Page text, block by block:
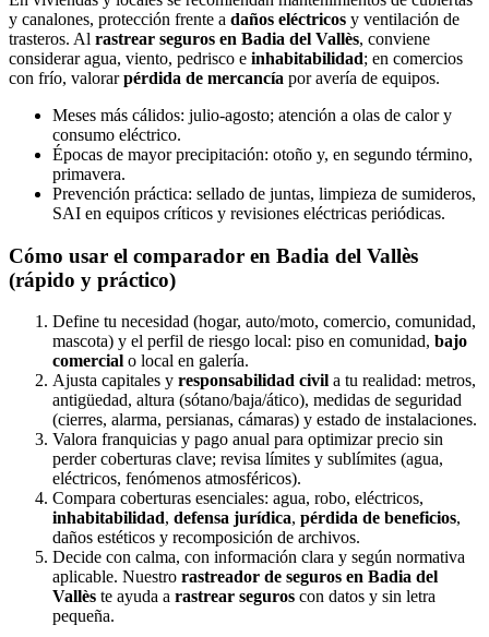
y canalones, protección frente a daños eléctricos y ventilación de
trasteros. Al rastrear seguros en Badia del Vallès, conviene
considerar agua, viento, pedrisco e inhabitabilidad; en comercios
con frío, valorarpérdida de mercancía por avería de equipos.
Meses más cálidos: julio‑agosto; atención a olas de calor y
consumo eléctrico.
Épocas de mayor precipitación: otoño y, en segundo término,
primavera.
Prevención práctica: sellado de juntas, limpieza de sumideros,
SAI en equipos críticos y revisiones eléctricas periódicas.
Cómo usar el comparador en Badia del Vallès
(rápido y práctico)
Define tu necesidad (hogar, auto/moto, comercio, comunidad,
mascota) y el perfil de riesgo local: piso en comunidad, bajo
comercial o local en galería.
Ajusta capitales y responsabilidad civil a tu realidad: metros,
antigüedad, altura (sótano/baja/ático), medidas de seguridad
(cierres, alarma, persianas, cámaras) y estado de instalaciones.
Valora franquicias y pago anual para optimizar precio sin
perder coberturas clave; revisa límites y sublímites (agua,
eléctricos, fenómenos atmosféricos).
Compara coberturas esenciales: agua, robo, eléctricos,
inhabitabilidad, defensa jurídica, pérdida de beneficios,
daños estéticos y recomposición de archivos.
Decide con calma, con información clara y según normativa
aplicable. Nuestro rastreador de seguros en Badia del
Vallès te ayuda a rastrear seguros con datos y sin letra
pequeña.